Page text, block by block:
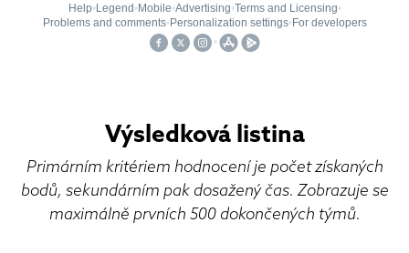
Výsledková listina
Primárním kritériem hodnocení je počet získaných
bodů, sekundárním pak dosažený čas. Zobrazuje se
maximálně prvních 500 dokončených týmů.